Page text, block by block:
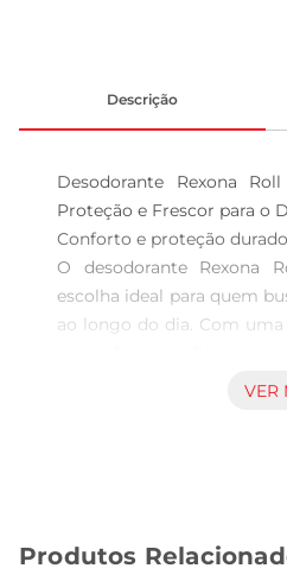
Descrição
Desodorante Rexona
Proteção e Frescor para o
Conforto e proteção
O desodorante Rexona
escolha ideal para quem
ao longo do dia. Com
proporciona uma
Fórmula suave e eficaz
VER
Produtos